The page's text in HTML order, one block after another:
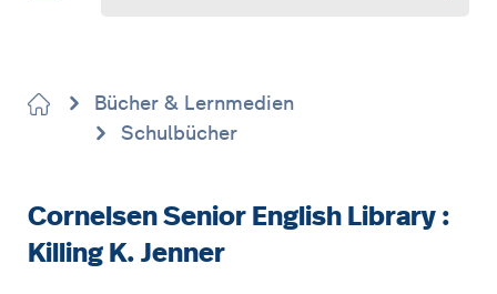
Bücher & Lernmedien
Schulbücher
Cornelsen Senior English Library :
Killing K. Jenner